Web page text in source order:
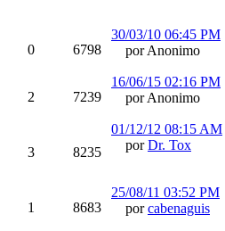
0 6798
30/03/10 06:45 PM
por Anonimo
2 7239
16/06/15 02:16 PM
por Anonimo
3 8235
01/12/12 08:15 AM
porDr. Tox
1 8683
25/08/11 03:52 PM
porcabenaguis